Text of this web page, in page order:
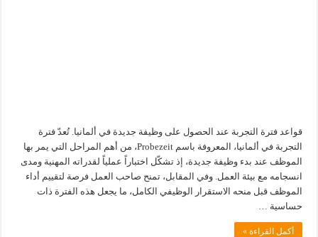
قواعد فترة التجربة عند الحصول على وظيفة جديدة في ألمانيا. تُعدّ فترة
التجربة في ألمانيا، المعروفة باسم Probezeit، من أهم المراحل التي يمر بها
الموظف عند بدء وظيفة جديدة، إذ تشكّل اختباراً عملياً لقدراته المهنية ومدى
انسجامه مع بيئة العمل. وفي المقابل، تمنح صاحب العمل فرصة لتقييم أداء
الموظف قبل منحه الاستقرار الوظيفي الكامل، ما يجعل هذه الفترة ذات
حساسية …
أكمل القراءة »